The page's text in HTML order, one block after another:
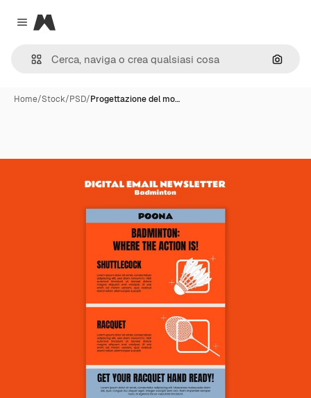
Close menu
Magnific
Cerca
Home/Stock/PSD/Progettazione del mo…